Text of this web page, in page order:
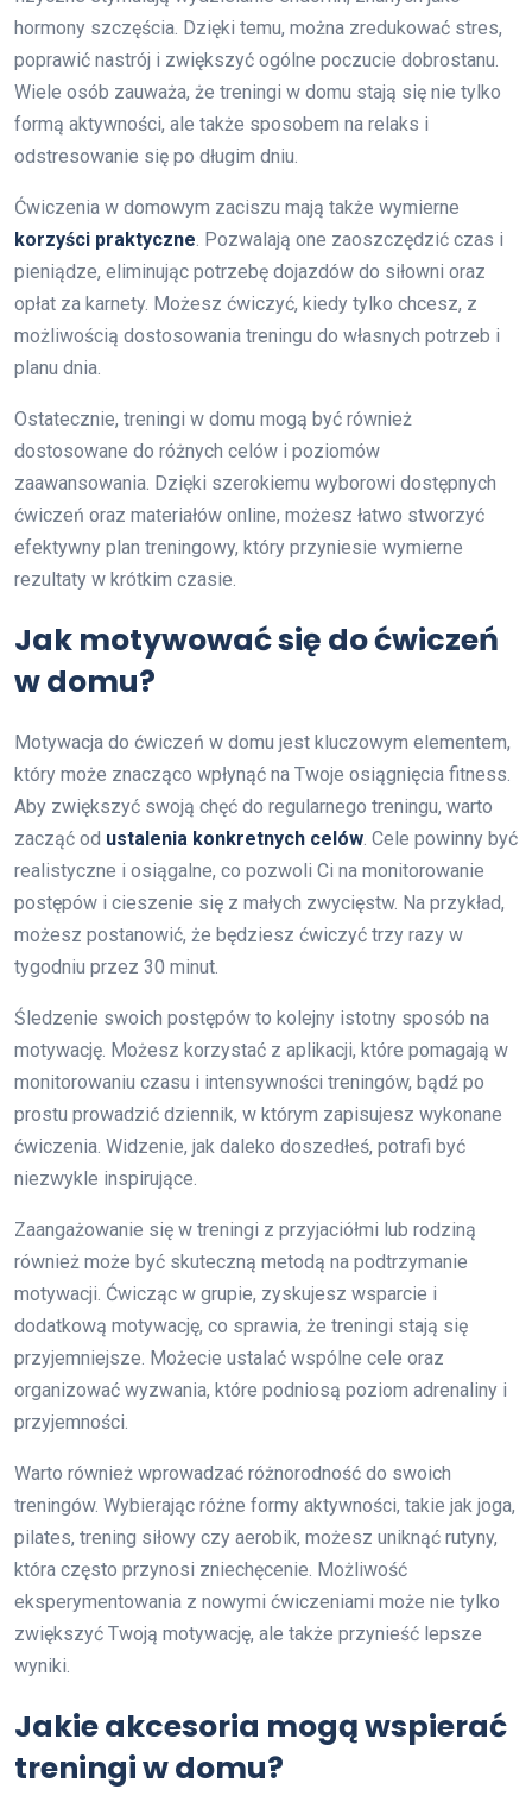
hormony szczęścia. Dzięki temu, można zredukować stres,
poprawić nastrój i zwiększyć ogólne poczucie dobrostanu.
Wiele osób zauważa, że treningi w domu stają się nie tylko
formą aktywności, ale także sposobem na relaks i
odstresowanie się po długim dniu.
Ćwiczenia w domowym zaciszu mają także wymierne
korzyści praktyczne . Pozwalają one zaoszczędzić czas i
pieniądze, eliminując potrzebę dojazdów do siłowni oraz
opłat za karnety. Możesz ćwiczyć, kiedy tylko chcesz, z
możliwością dostosowania treningu do własnych potrzeb i
planu dnia.
Ostatecznie, treningi w domu mogą być również
dostosowane do różnych celów i poziomów
zaawansowania. Dzięki szerokiemu wyborowi dostępnych
ćwiczeń oraz materiałów online, możesz łatwo stworzyć
efektywny plan treningowy, który przyniesie wymierne
rezultaty w krótkim czasie.
Jak motywować się do ćwiczeń
w domu?
Motywacja do ćwiczeń w domu jest kluczowym elementem,
który może znacząco wpłynąć na Twoje osiągnięcia fitness.
Aby zwiększyć swoją chęć do regularnego treningu, warto
zacząć od ustalenia konkretnych celów . Cele powinny być
realistyczne i osiągalne, co pozwoli Ci na monitorowanie
postępów i cieszenie się z małych zwycięstw. Na przykład,
możesz postanowić, że będziesz ćwiczyć trzy razy w
tygodniu przez 30 minut.
Śledzenie swoich postępów to kolejny istotny sposób na
motywację. Możesz korzystać z aplikacji, które pomagają w
monitorowaniu czasu i intensywności treningów, bądź po
prostu prowadzić dziennik, w którym zapisujesz wykonane
ćwiczenia. Widzenie, jak daleko doszedłeś, potrafi być
niezwykle inspirujące.
Zaangażowanie się w treningi z przyjaciółmi lub rodziną
również może być skuteczną metodą na podtrzymanie
motywacji. Ćwicząc w grupie, zyskujesz wsparcie i
dodatkową motywację, co sprawia, że treningi stają się
przyjemniejsze. Możecie ustalać wspólne cele oraz
organizować wyzwania, które podniosą poziom adrenaliny i
przyjemności.
Warto również wprowadzać różnorodność do swoich
treningów. Wybierając różne formy aktywności, takie jak joga,
pilates, trening siłowy czy aerobik, możesz uniknąć rutyny,
która często przynosi zniechęcenie. Możliwość
eksperymentowania z nowymi ćwiczeniami może nie tylko
zwiększyć Twoją motywację, ale także przynieść lepsze
wyniki.
Jakie akcesoria mogą wspierać
treningi w domu?